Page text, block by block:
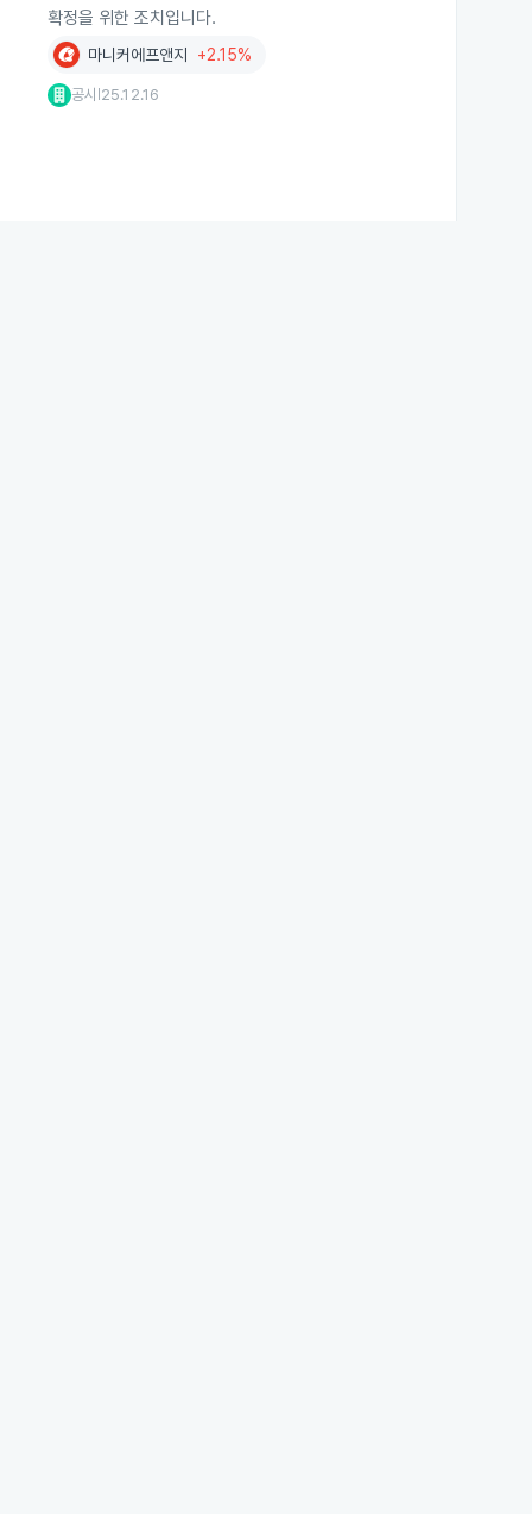
확정을 위한 조치입니다.
마니커에프앤지 +2.15%
공시 25.12.16